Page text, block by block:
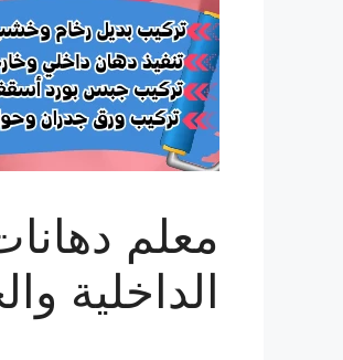
معلم
الداخلية